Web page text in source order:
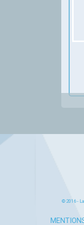
© 2016 -